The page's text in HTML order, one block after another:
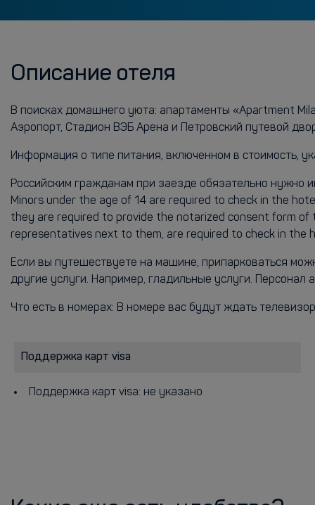
Описание отеля
В поисках домашнего уюта: апартаменты «Apartment
Аэропорт, Стадион ВЭБ Арена и Петровский путевой
Информация о типе питания, включенном в стоимость,
Российским гражданам при заезде обязательно нужно
Minors under the age of 14 are required to check in the
they are required to provide the notarized consent form of
representatives next to them, are required to check in the
Если вы путешествуете на машине, припарковаться
другие услуги. Например, гладильные услуги. Персонал
Что есть в номерах: В номере вас будут ждать
Поддержка карт visa
Поддержка карт visa: не указано